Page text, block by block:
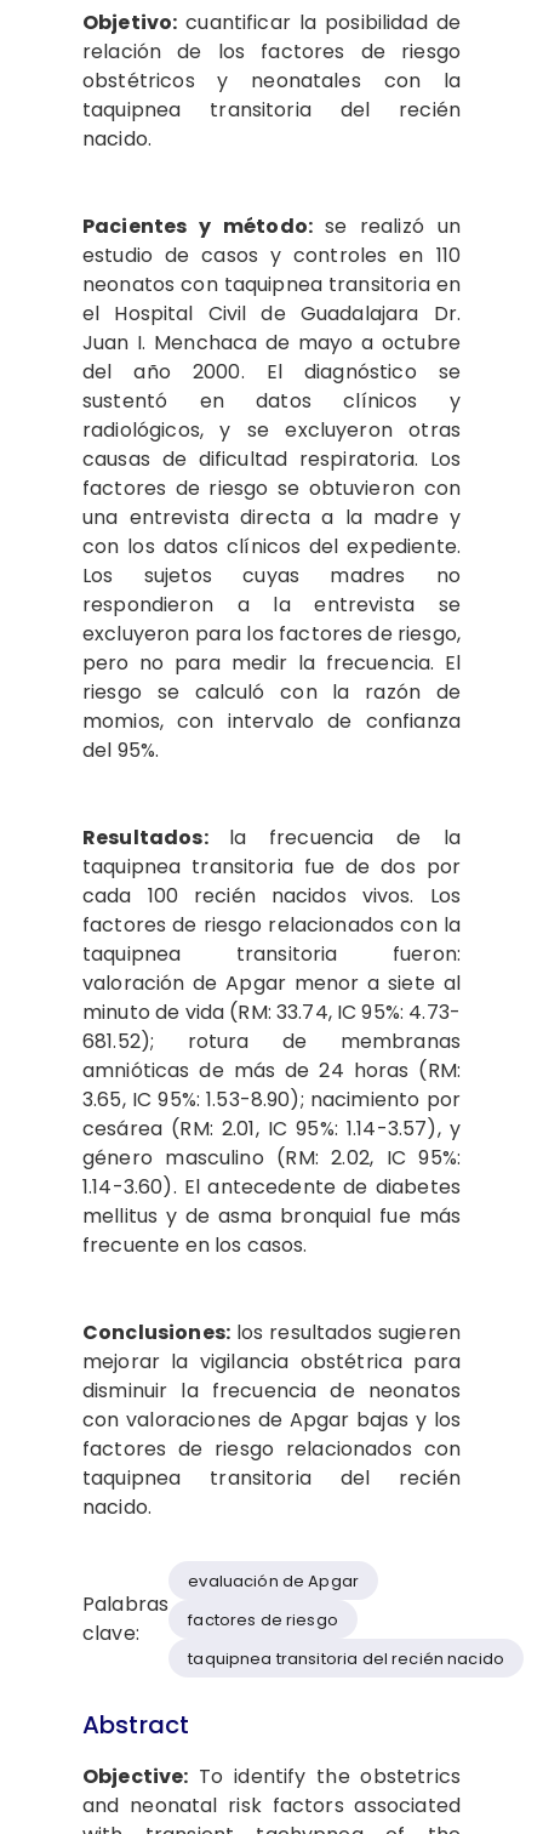
Objetivo: cuantificar la posibilidad de
relación de los factores de riesgo
obstétricos y neonatales con la
taquipnea transitoria del recién
nacido.
Pacientes y método: se realizó un
estudio de casos y controles en 110
neonatos con taquipnea transitoria en
el Hospital Civil de Guadalajara Dr.
Juan I. Menchaca de mayo a octubre
del año 2000. El diagnóstico se
sustentó en datos clínicos y
radiológicos, y se excluyeron otras
causas de dificultad respiratoria. Los
factores de riesgo se obtuvieron con
una entrevista directa a la madre y
con los datos clínicos del expediente.
Los sujetos cuyas madres no
respondieron a la entrevista se
excluyeron para los factores de riesgo,
pero no para medir la frecuencia. El
riesgo se calculó con la razón de
momios, con intervalo de confianza
del 95%.
Resultados: la frecuencia de la
taquipnea transitoria fue de dos por
cada 100 recién nacidos vivos. Los
factores de riesgo relacionados con la
taquipnea transitoria fueron:
valoración de Apgar menor a siete al
minuto de vida (RM: 33.74, IC 95%: 4.73-
681.52); rotura de membranas
amnióticas de más de 24 horas (RM:
3.65, IC 95%: 1.53-8.90); nacimiento por
cesárea (RM: 2.01, IC 95%: 1.14-3.57), y
género masculino (RM: 2.02, IC 95%:
1.14-3.60). El antecedente de diabetes
mellitus y de asma bronquial fue más
frecuente en los casos.
Conclusiones:los resultados sugieren
mejorar la vigilancia obstétrica para
disminuir la frecuencia de neonatos
con valoraciones de Apgar bajas y los
factores de riesgo relacionados con
taquipnea transitoria del recién
nacido.
Palabras
clave:
evaluación de Apgar
factores de riesgo
taquipnea transitoria del recién nacido
Abstract
Objective: To identify the obstetrics
and neonatal risk factors associated